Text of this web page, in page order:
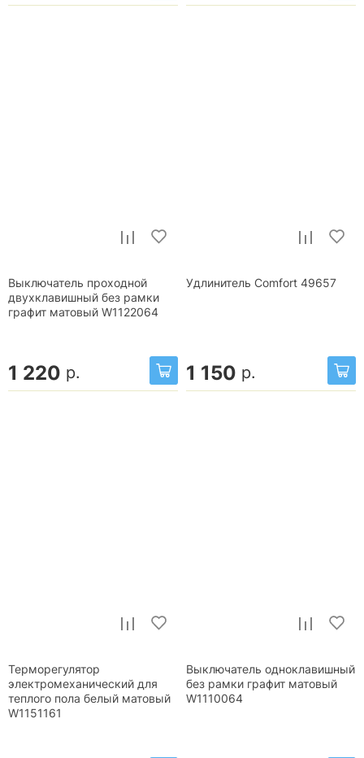
Выключатель проходной
двухклавишный без рамки
графит матовый W1122064
1 220 р.
Удлинитель Comfort 49657
1 150 р.
Терморегулятор
электромеханический для
теплого пола белый матовый
W1151161
Выключатель одноклавишный
без рамки графит матовый
W1110064